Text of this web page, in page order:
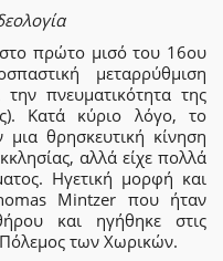
πρώτο μισό του 16ου
μεταρρύθμιση
πνευματικότητα της
Κατά κύριο λόγο, το
θρησκευτική κίνηση
αλλά είχε πολλά
Ηγετική μορφή και
Mintzer που ήταν
και ηγήθηκε στις
των Χωρικών.